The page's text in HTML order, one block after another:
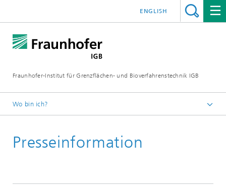
Fraunhofer-Institut für Grenzflächen- und Bioverfahrenstechnik IGB
ENGLISH
Wo bin ich?
Presse / News
Presseinformation